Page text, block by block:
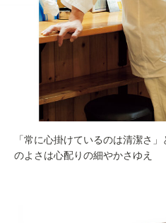
「常に心掛けているのは清潔さ
のよさは心配りの細やかさゆえ